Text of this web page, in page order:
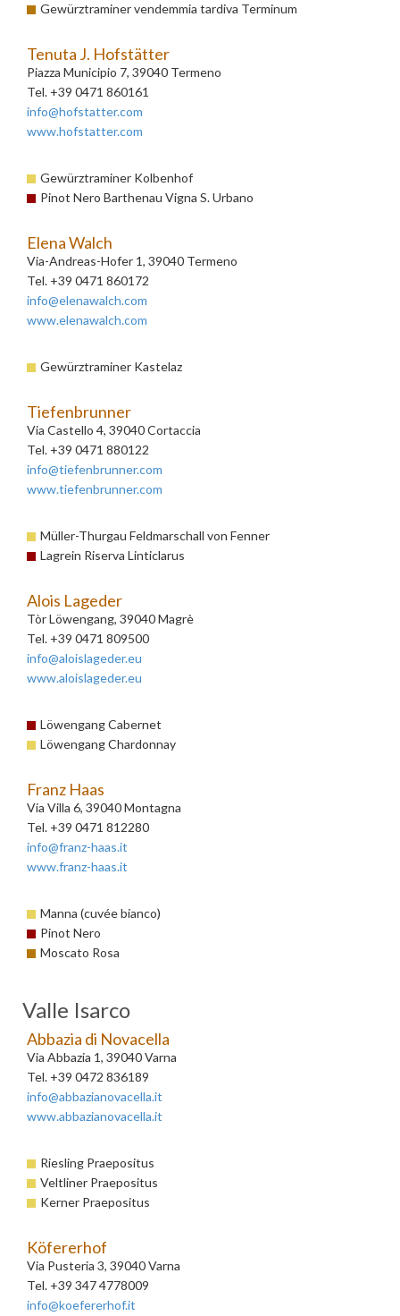
Gewürztraminer vendemmia tardiva Terminum
Tenuta J. Hofstätter
Piazza Municipio 7, 39040 Termeno
Tel. +39 0471 860161
info@hofstatter.com
www.hofstatter.com
Gewürztraminer Kolbenhof
Pinot Nero Barthenau Vigna S. Urbano
Elena Walch
Via-Andreas-Hofer 1, 39040 Termeno
Tel. +39 0471 860172
info@elenawalch.com
www.elenawalch.com
Gewürztraminer Kastelaz
Tiefenbrunner
Via Castello 4, 39040 Cortaccia
Tel. +39 0471 880122
info@tiefenbrunner.com
www.tiefenbrunner.com
Müller-Thurgau Feldmarschall von Fenner
Lagrein Riserva Linticlarus
Alois Lageder
Tòr Löwengang, 39040 Magrè
Tel. +39 0471 809500
info@aloislageder.eu
www.aloislageder.eu
Löwengang Cabernet
Löwengang Chardonnay
Franz Haas
Via Villa 6, 39040 Montagna
Tel. +39 0471 812280
info@franz-haas.it
www.franz-haas.it
Manna (cuvée bianco)
Pinot Nero
Moscato Rosa
Valle Isarco
Abbazia di Novacella
Via Abbazia 1, 39040 Varna
Tel. +39 0472 836189
info@abbazianovacella.it
www.abbazianovacella.it
Riesling Praepositus
Veltliner Praepositus
Kerner Praepositus
Köfererhof
Via Pusteria 3, 39040 Varna
Tel. +39 347 4778009
info@koefererhof.it